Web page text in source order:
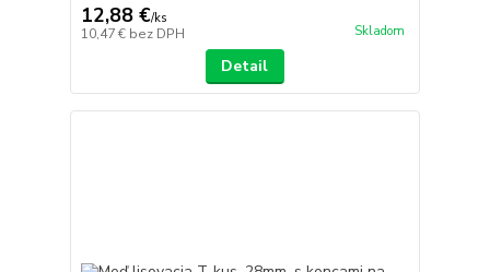
12,88 €/ks
10,47 € bez DPH Skladom
Detail